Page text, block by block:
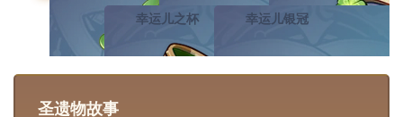
幸运儿之杯 幸运儿银冠
圣遗物故事